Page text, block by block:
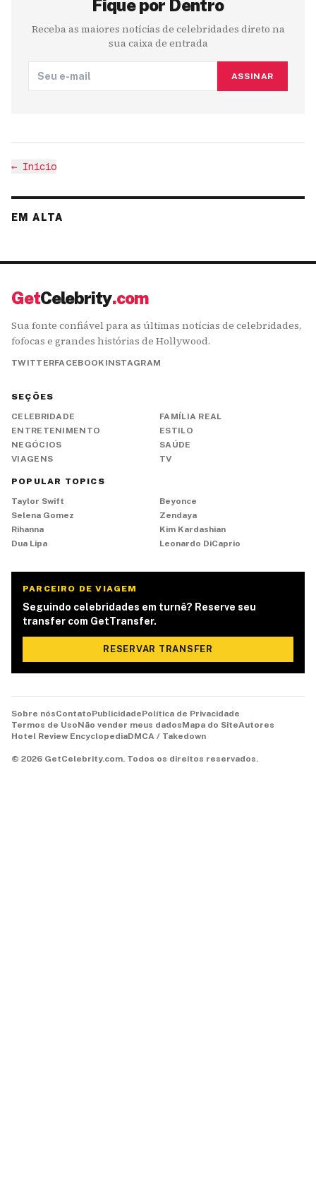
Fique por Dentro
Receba as maiores notícias de celebridades direto na
sua caixa de entrada
ASSINAR
← Início
EM ALTA
GetCelebrity.com
Sua fonte confiável para as últimas notícias de celebridades,
fofocas e grandes histórias de Hollywood.
TWITTERFACEBOOK INSTAGRAM
SEÇÕES
CELEBRIDADE
FAMÍLIA REAL
ENTRETENIMENTO
ESTILO
NEGÓCIOS
SAÚDE
VIAGENS
TV
POPULAR TOPICS
Taylor Swift
Beyonce
Selena Gomez
Zendaya
Rihanna
Kim Kardashian
Dua Lipa
Leonardo DiCaprio
PARCEIRO DE VIAGEM
Seguindo celebridades em turnê? Reserve seu
transfer com GetTransfer.
RESERVAR TRANSFER
Sobre nósContatoPublicidadePolítica de Privacidade
Termos de UsoNão vender meus dadosMapa do SiteAutores
Hotel Review EncyclopediaDMCA / Takedown
© 2026 GetCelebrity.com. Todos os direitos reservados.